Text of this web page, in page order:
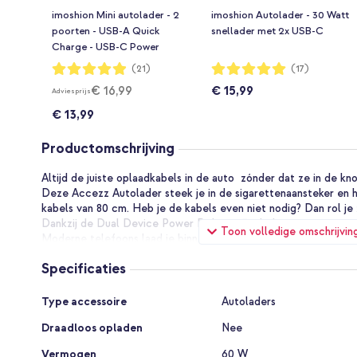
imoshion Mini autolader - 2
poorten - USB-A Quick
Charge - USB-C Power
Delivery - 60 Watt - Zwart
Waardering:
98%
(21)
Adviesprijs€ 16,99
€ 13,99
imoshion Autolader - 30 Watt
snellader met 2x USB-C
Waardering:
100%
(17)
€ 15,99
Productomschrijving
Toon volledige
Altijd de juiste oplaadkabels in de auto zónder dat ze in de
Deze Accezz Autolader steek je in de sigarettenaansteker
kabels van 80 cm. Heb je de kabels even niet nodig? Dan rol
Dankzij de Dual Device Power Delivery 3.0 laden twee
Moderne telefoons laad je binnen een halfuur al op van 0% naar
De Accezz Autolader met uittrekbare kabels het kort:
Laad je telefoon op van 0% naar 50% in 25 tot 30 minuten
Geschikt voor de sigarettenaansteker (12V-aansluiting)
Specificaties
Specificaties
Type accessoire
Autoladers
Draadloos opladen
Nee